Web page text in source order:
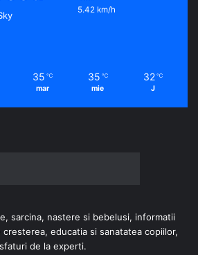
5.42 km/h
35 ℃
mar
35 ℃
mie
32 ℃
J
sarcina, nastere si bebelusi, informatii
educatia si sanatatea copiilor,
sfaturi de la experti.